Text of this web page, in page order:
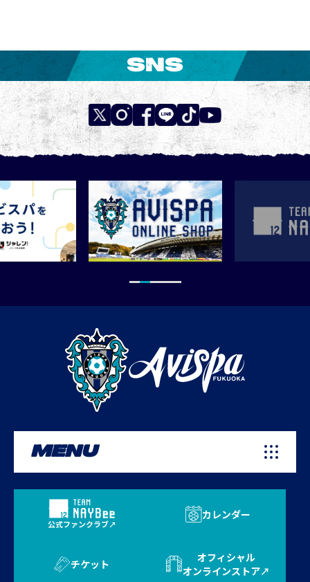
SNS
MENU
公式ファンクラブ
カレンダー
チケット
オフィシャル
オンラインストア